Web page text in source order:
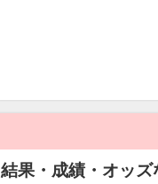
結果・成績・オッ